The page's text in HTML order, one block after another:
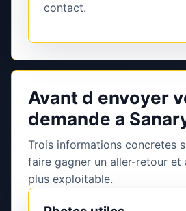
contact.
Avant d envoyer
demande a
Trois informations concretes
faire gagner un aller-retour et
plus exploitable.